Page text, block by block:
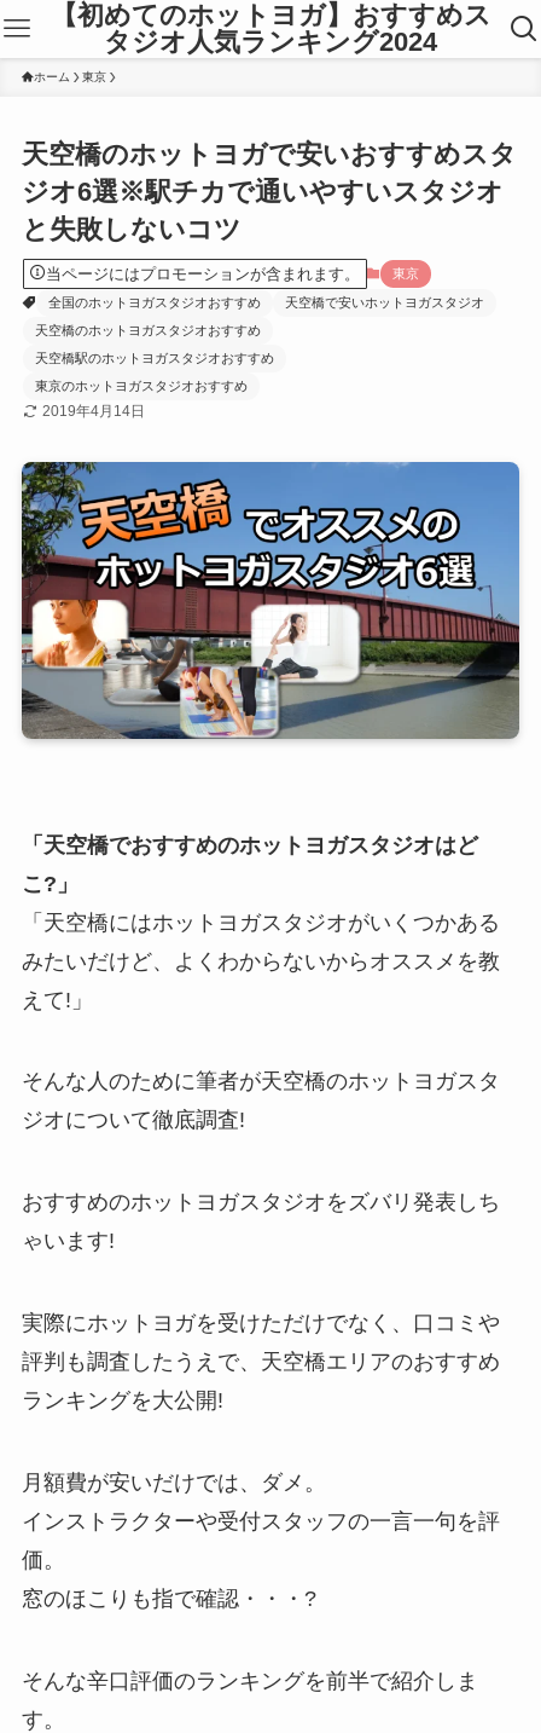
【初めてのホットヨガ】おすすめス
タジオ人気ランキング2024
ホーム 東京
天空橋のホットヨガで安いおすすめスタ
ジオ6選※駅チカで通いやすいスタジオ
と失敗しないコツ
当ページにはプロモーションが含まれます。
東京
全国のホットヨガスタジオおすすめ
天空橋で安いホットヨガスタジオ
天空橋のホットヨガスタジオおすすめ
天空橋駅のホットヨガスタジオおすすめ
東京のホットヨガスタジオおすすめ
2019年4月14日
「天空橋でおすすめのホットヨガスタジオはど
こ?」
「天空橋にはホットヨガスタジオがいくつかある
みたいだけど、よくわからないからオススメを教
えて!」
そんな人のために筆者が天空橋のホットヨガスタ
ジオについて徹底調査!
おすすめのホットヨガスタジオをズバリ発表しち
ゃいます!
実際にホットヨガを受けただけでなく、口コミや
評判も調査したうえで、天空橋エリアのおすすめ
ランキングを大公開!
月額費が安いだけでは、ダメ。
インストラクターや受付スタッフの一言一句を評
価。
窓のほこりも指で確認・・・?
そんな辛口評価のランキングを前半で紹介しま
す。